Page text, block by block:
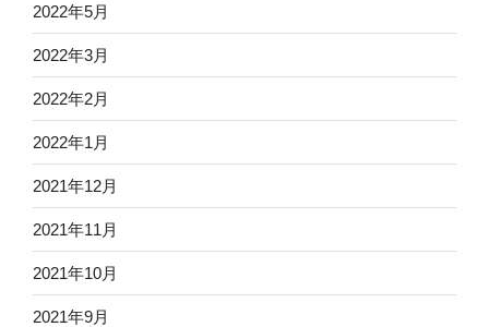
2022年5月
2022年3月
2022年2月
2022年1月
2021年12月
2021年11月
2021年10月
2021年9月